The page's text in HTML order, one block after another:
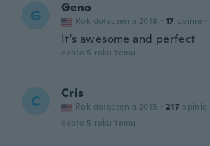
G Geno
Rok dołączenia 2018 · 17 opinie ·
It's awesome and perfect
około 5 roku temu
C Cris
Rok dołączenia 2015 · 217 opinie
około 5 roku temu